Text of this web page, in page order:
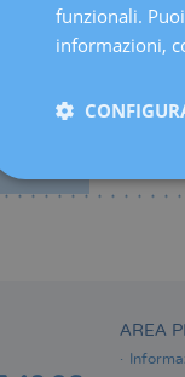
AREA
funzionali.
informazioni,